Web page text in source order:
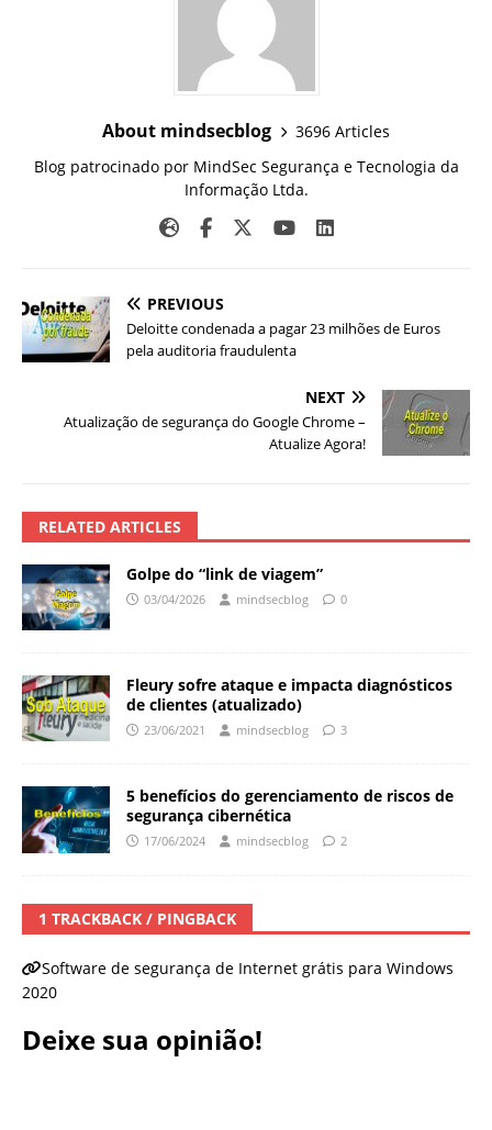
About mindsecblog
3696 Articles
Blog patrocinado por MindSec Segurança e Tecnologia da
Informação Ltda.
PREVIOUS
Deloitte condenada a pagar 23 milhões de Euros
pela auditoria fraudulenta
NEXT
Atualização de segurança do Google Chrome –
Atualize Agora!
RELATED ARTICLES
Golpe do “link de viagem”
03/04/2026 mindsecblog 0
Fleury sofre ataque e impacta diagnósticos
de clientes (atualizado)
23/06/2021 mindsecblog 3
5 benefícios do gerenciamento de riscos de
segurança cibernética
17/06/2024 mindsecblog 2
1 TRACKBACK / PINGBACK
Software de segurança de Internet grátis para Windows
2020
Deixe sua opinião!